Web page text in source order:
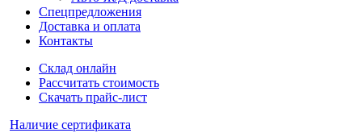
Спецпредложения
Доставка и оплата
Контакты
Склад онлайн
Рассчитать стоимость
Скачать прайс-лист
Наличие сертификата